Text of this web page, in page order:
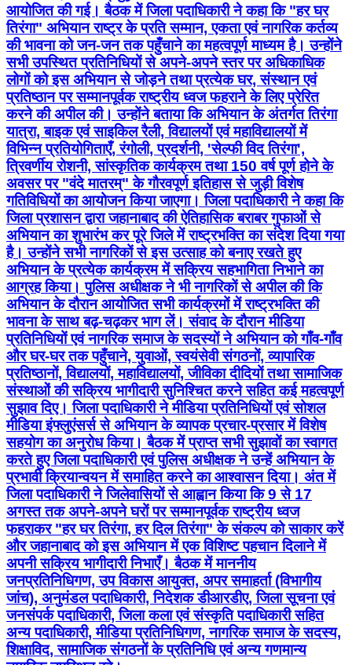
आयोजित की गई। बैठक में जिला पदाधिकारी ने कहा कि "हर घर
तिरंगा" अभियान राष्ट्र के प्रति सम्मान, एकता एवं नागरिक कर्तव्य
की भावना को जन-जन तक पहुँचाने का महत्वपूर्ण माध्यम है। उन्होंने
सभी उपस्थित प्रतिनिधियों से अपने-अपने स्तर पर अधिकाधिक
लोगों को इस अभियान से जोड़ने तथा प्रत्येक घर, संस्थान एवं
प्रतिष्ठान पर सम्मानपूर्वक राष्ट्रीय ध्वज फहराने के लिए प्रेरित
करने की अपील की। उन्होंने बताया कि अभियान के अंतर्गत तिरंगा
यात्रा, बाइक एवं साइकिल रैली, विद्यालयों एवं महाविद्यालयों में
विभिन्न प्रतियोगिताएँ, रंगोली, प्रदर्शनी, 'सेल्फी विद तिरंगा',
त्रिवर्णीय रोशनी, सांस्कृतिक कार्यक्रम तथा 150 वर्ष पूर्ण होने के
अवसर पर "वंदे मातरम्" के गौरवपूर्ण इतिहास से जुड़ी विशेष
गतिविधियों का आयोजन किया जाएगा। जिला पदाधिकारी ने कहा कि
जिला प्रशासन द्वारा जहानाबाद की ऐतिहासिक बराबर गुफाओं से
अभियान का शुभारंभ कर पूरे जिले में राष्ट्रभक्ति का संदेश दिया गया
है। उन्होंने सभी नागरिकों से इस उत्साह को बनाए रखते हुए
अभियान के प्रत्येक कार्यक्रम में सक्रिय सहभागिता निभाने का
आग्रह किया। पुलिस अधीक्षक ने भी नागरिकों से अपील की कि
अभियान के दौरान आयोजित सभी कार्यक्रमों में राष्ट्रभक्ति की
भावना के साथ बढ़-चढ़कर भाग लें। संवाद के दौरान मीडिया
प्रतिनिधियों एवं नागरिक समाज के सदस्यों ने अभियान को गाँव-गाँव
और घर-घर तक पहुँचाने, युवाओं, स्वयंसेवी संगठनों, व्यापारिक
प्रतिष्ठानों, विद्यालयों, महाविद्यालयों, जीविका दीदियों तथा सामाजिक
संस्थाओं की सक्रिय भागीदारी सुनिश्चित करने सहित कई महत्वपूर्ण
सुझाव दिए। जिला पदाधिकारी ने मीडिया प्रतिनिधियों एवं सोशल
मीडिया इंफ्लुएंसर्स से अभियान के व्यापक प्रचार-प्रसार में विशेष
सहयोग का अनुरोध किया। बैठक में प्राप्त सभी सुझावों का स्वागत
करते हुए जिला पदाधिकारी एवं पुलिस अधीक्षक ने उन्हें अभियान के
प्रभावी क्रियान्वयन में समाहित करने का आश्वासन दिया। अंत में
जिला पदाधिकारी ने जिलेवासियों से आह्वान किया कि 9 से 17
अगस्त तक अपने-अपने घरों पर सम्मानपूर्वक राष्ट्रीय ध्वज
फहराकर "हर घर तिरंगा, हर दिल तिरंगा" के संकल्प को साकार करें
और जहानाबाद को इस अभियान में एक विशिष्ट पहचान दिलाने में
अपनी सक्रिय भागीदारी निभाएँ। बैठक में माननीय
जनप्रतिनिधिगण, उप विकास आयुक्त, अपर समाहर्ता (विभागीय
जांच), अनुमंडल पदाधिकारी, निदेशक डीआरडीए, जिला सूचना एवं
जनसंपर्क पदाधिकारी, जिला कला एवं संस्कृति पदाधिकारी सहित
अन्य पदाधिकारी, मीडिया प्रतिनिधिगण, नागरिक समाज के सदस्य,
शिक्षाविद, सामाजिक संगठनों के प्रतिनिधि एवं अन्य गणमान्य